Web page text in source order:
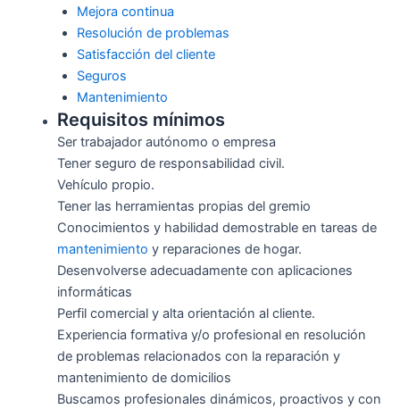
Mejora continua
Resolución de problemas
Satisfacción del cliente
Seguros
Mantenimiento
Requisitos mínimos
Ser trabajador autónomo o empresa
Tener seguro de responsabilidad civil.
Vehículo propio.
Tener las herramientas propias del gremio
Conocimientos y habilidad demostrable en tareas de
mantenimiento y reparaciones de hogar.
Desenvolverse adecuadamente con aplicaciones
informáticas
Perfil comercial y alta orientación al cliente.
Experiencia formativa y/o profesional en resolución
de problemas relacionados con la reparación y
mantenimiento de domicilios
Buscamos profesionales dinámicos, proactivos y con